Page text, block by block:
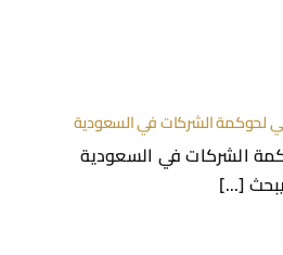
لحوكمة الشركات في السعودية
الشركات في السعودية
[...]